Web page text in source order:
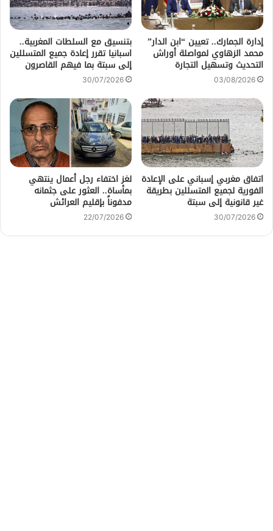
إدارة الجمارك.. تعيين “ابن الدار”
محمد الزهاوي لمواصلة أوراش
التحديث وتسهيل التجارة
03/08/2026
بتنسيق مع السلطات المغربية..
اسبانيا تقرر إعادة جميع المتسللين
إلى سبتة بما فيهم القاصرون
30/07/2026
اتفاق مغربي إسباني على الإعادة
الفورية لجميع المتسللين بطريقة
غير قانونية إلى سبتة
30/07/2026
لغز اختفاء رجل أعمال ينتهي
بمأساة.. العثور على جثمانه
مدفوناً بإقليم العرائش
22/07/2026